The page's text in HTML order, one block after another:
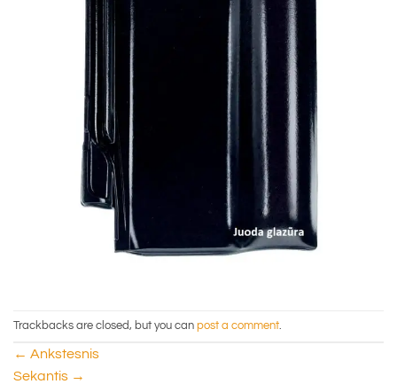
Trackbacks are closed, but you can post a comment
← Ankstesnis
Sekantis →